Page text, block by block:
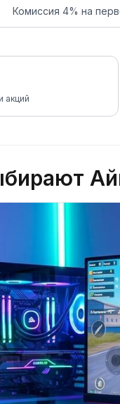
Комиссия 4% на
акций